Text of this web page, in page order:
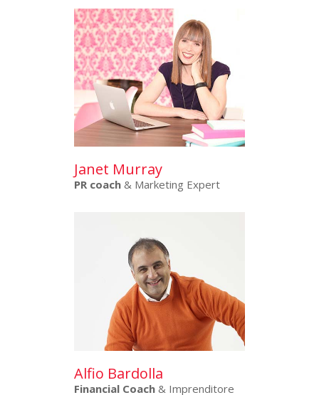
Janet Murray
PR coach & Marketing Expert
Alfio Bardolla
Financial Coach & Imprenditore